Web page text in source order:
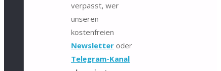
verpasst, wer
unseren
kostenfreien
Newsletteroder
Telegram-Kanal